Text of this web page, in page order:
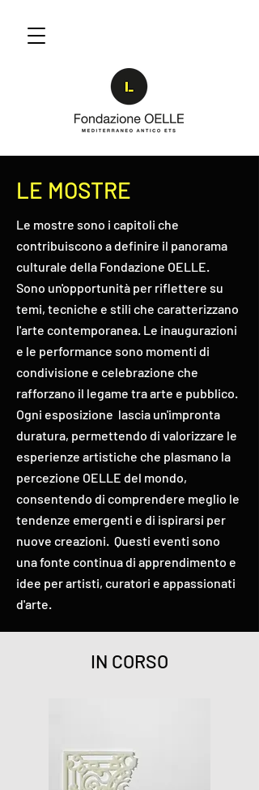
LE MOSTRE
Le mostre sono i capitoli che
contribuiscono a definire il panorama
culturale della Fondazione OELLE.
Sono un'opportunità per riflettere su
temi, tecniche e stili che caratterizzano
l'arte contemporanea. Le inaugurazioni
e le performance sono momenti di
condivisione e celebrazione che
rafforzano il legame tra arte e pubblico.
Ogni esposizione lascia un'impronta
duratura, permettendo di valorizzare le
esperienze artistiche che plasmano la
percezione OELLE del mondo,
consentendo di comprendere meglio le
tendenze emergenti e di ispirarsi per
nuove creazioni. Questi eventi sono
una fonte continua di apprendimento e
idee per artisti, curatori e appassionati
d'arte.
IN CORSO